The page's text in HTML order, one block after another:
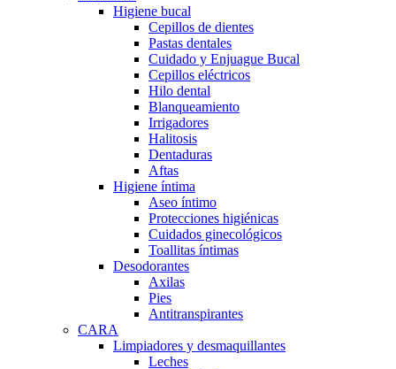
Higiene bucal
Cepillos de dientes
Pastas dentales
Cuidado y Enjuague Bucal
Cepillos eléctricos
Hilo dental
Blanqueamiento
Irrigadores
Halitosis
Dentaduras
Aftas
Higiene íntima
Aseo íntimo
Protecciones higiénicas
Cuidados ginecológicos
Toallitas íntimas
Desodorantes
Axilas
Pies
Antitranspirantes
CARA
Limpiadores y desmaquillantes
Leches